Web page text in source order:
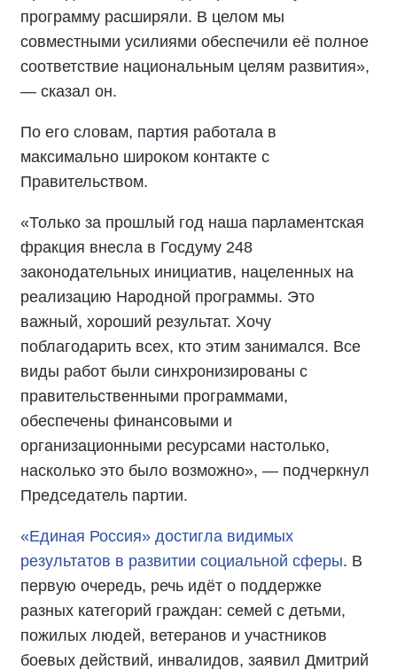
программу расширяли. В целом мы
совместными усилиями обеспечили её полное
соответствие национальным целям развития»,
— сказал он.
По его словам, партия работала в
максимально широком контакте с
Правительством.
«Только за прошлый год наша парламентская
фракция внесла в Госдуму 248
законодательных инициатив, нацеленных на
реализацию Народной программы. Это
важный, хороший результат. Хочу
поблагодарить всех, кто этим занимался. Все
виды работ были синхронизированы с
правительственными программами,
обеспечены финансовыми и
организационными ресурсами настолько,
насколько это было возможно», — подчеркнул
Председатель партии.
«Единая Россия» достигла видимых
результатов в развитии социальной сферы. В
первую очередь, речь идёт о поддержке
разных категорий граждан: семей с детьми,
пожилых людей, ветеранов и участников
боевых действий, инвалидов, заявил Дмитрий